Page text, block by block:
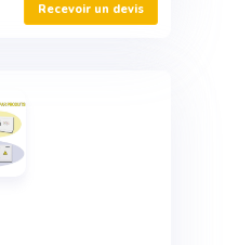
Recevoir un devis